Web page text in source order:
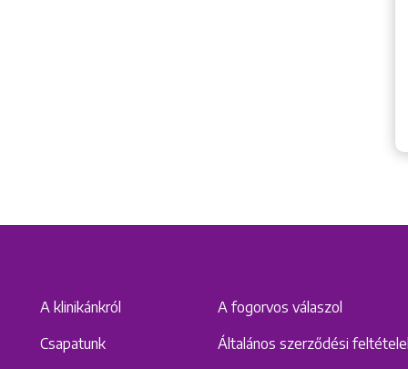
A klinikánkról
Csapatunk
A fogorvos válaszol
Általános szerződési